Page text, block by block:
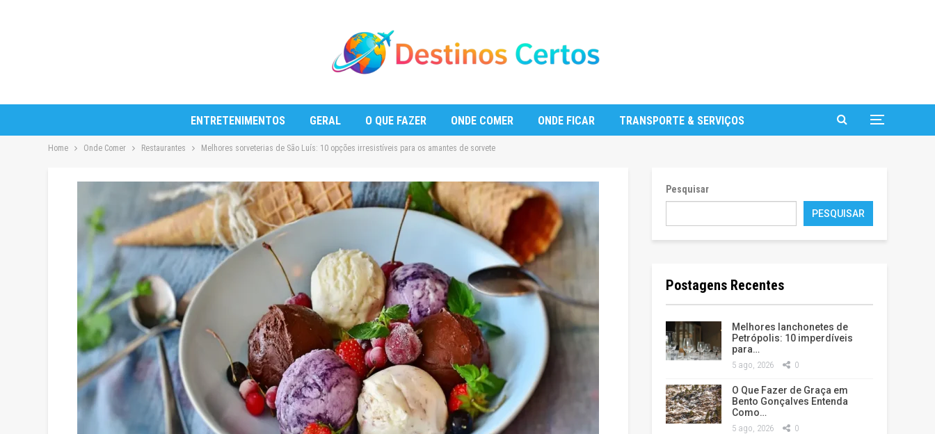
ENTRETENIMENTOS GERAL O QUE FAZER ONDE COMER ONDE FICAR TRANSPORTE & SERVIÇOS
Home Onde Comer Restaurantes Melhores sorveterias de São Luís: 10 opções irresistíveis para os amantes de sorvete
Pesquisar
PESQUISAR
Postagens Recentes
Melhores lanchonetes de
Petrópolis: 10 imperdíveis
para…
5 ago, 2026 0
O Que Fazer de Graça em
Bento Gonçalves Entenda
Como…
5 ago, 2026 0